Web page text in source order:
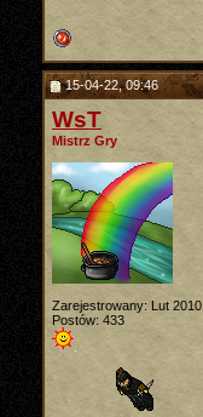
15-04-22, 09:46
WsT
Mistrz Gry
Zarejestrowany: Lut 2010
Postów: 433